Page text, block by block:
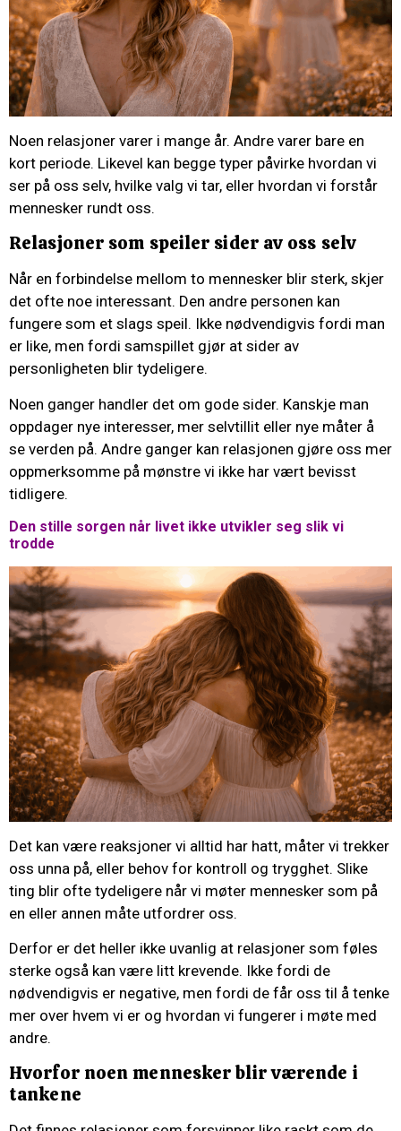
Noen relasjoner varer i mange år. Andre varer bare en
kort periode. Likevel kan begge typer påvirke hvordan vi
ser på oss selv, hvilke valg vi tar, eller hvordan vi forstår
mennesker rundt oss.
Relasjoner som speiler sider av oss selv
Når en forbindelse mellom to mennesker blir sterk, skjer
det ofte noe interessant. Den andre personen kan
fungere som et slags speil. Ikke nødvendigvis fordi man
er like, men fordi samspillet gjør at sider av
personligheten blir tydeligere.
Noen ganger handler det om gode sider. Kanskje man
oppdager nye interesser, mer selvtillit eller nye måter å
se verden på. Andre ganger kan relasjonen gjøre oss mer
oppmerksomme på mønstre vi ikke har vært bevisst
tidligere.
Den stille sorgen når livet ikke utvikler seg slik vi
trodde
Det kan være reaksjoner vi alltid har hatt, måter vi trekker
oss unna på, eller behov for kontroll og trygghet. Slike
ting blir ofte tydeligere når vi møter mennesker som på
en eller annen måte utfordrer oss.
Derfor er det heller ikke uvanlig at relasjoner som føles
sterke også kan være litt krevende. Ikke fordi de
nødvendigvis er negative, men fordi de får oss til å tenke
mer over hvem vi er og hvordan vi fungerer i møte med
andre.
Hvorfor noen mennesker blir værende i
tankene